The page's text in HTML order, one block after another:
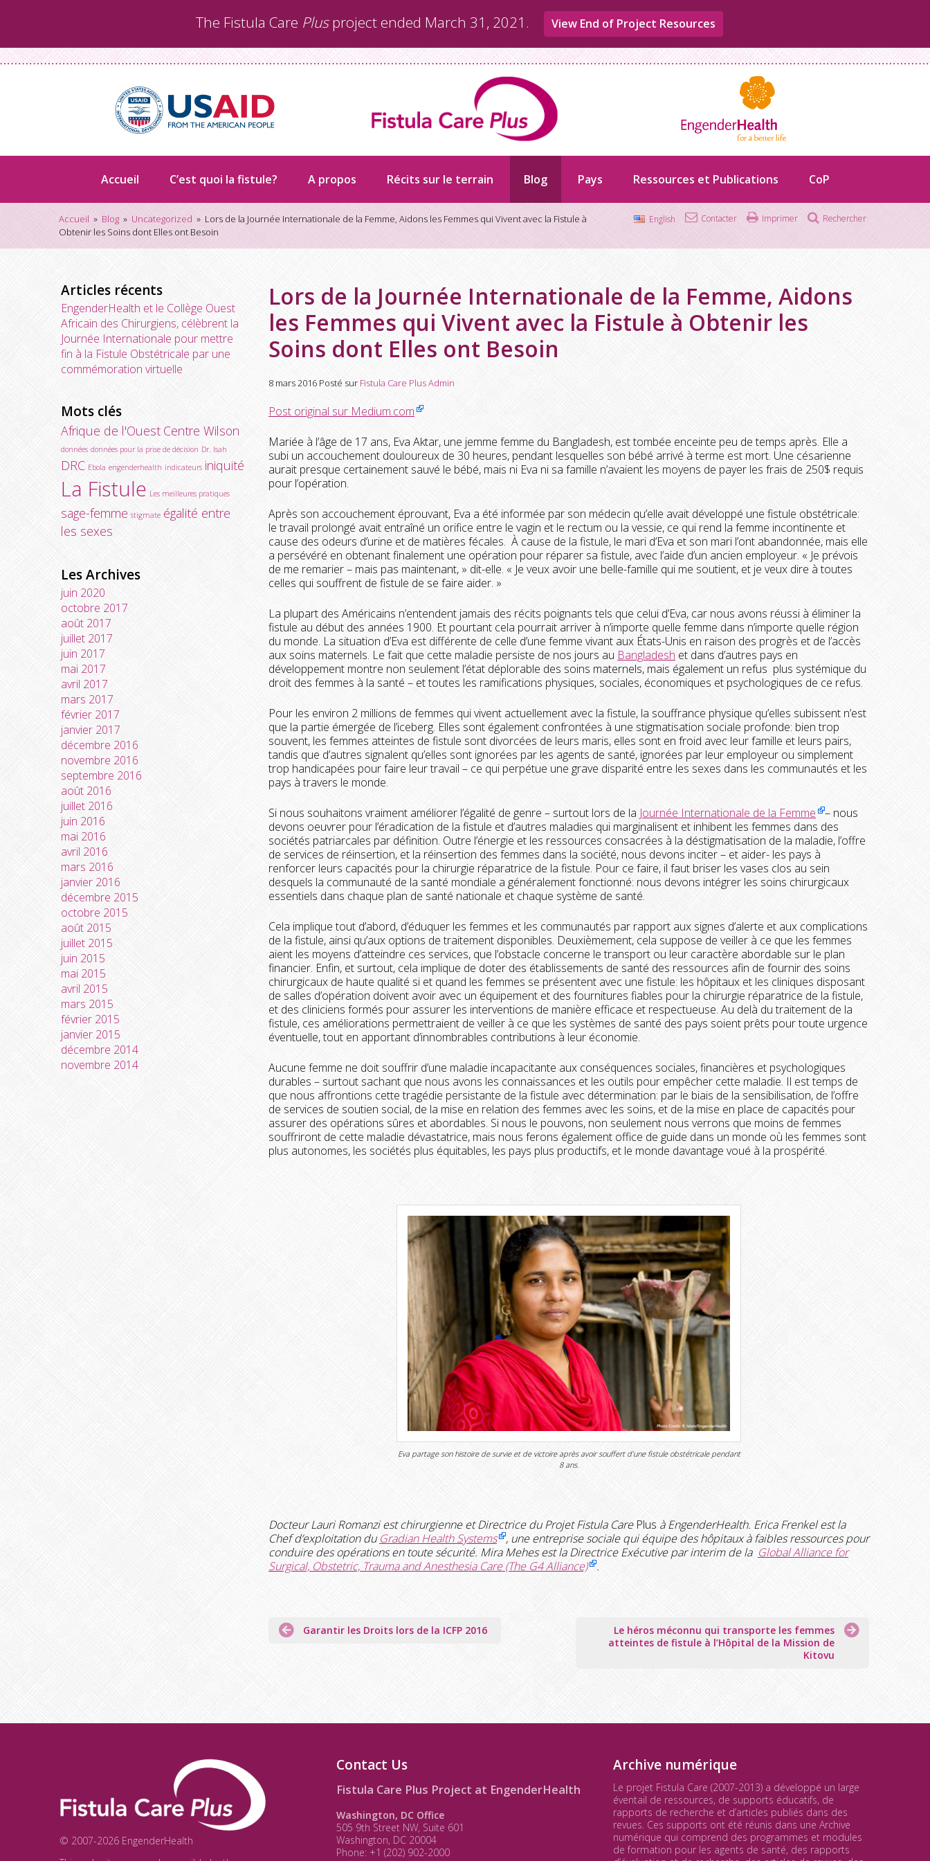
The Fistula Care Plusproject ended March 31, 2021. View End of Project Resources
Accueil C’est quoi la fistule? A propos Récits sur le terrain Blog Pays Ressources et Publications CoP
Accueil » Blog » Uncategorized » Lors de la Journée Internationale de la Femme, Aidons les Femmes qui Vivent avec la Fistule à
Obtenir les Soins dont Elles ont Besoin
English Contacter Imprimer Rechercher
Lors de la Journée Internationale de la Femme, Aidons
les Femmes qui Vivent avec la Fistule à Obtenir les
Soins dont Elles ont Besoin
8 mars 2016 Posté sur Fistula Care Plus Admin
Post original sur Medium.com
Mariée à l’âge de 17 ans, Eva Aktar, une jemme femme du Bangladesh, est tombée enceinte peu de temps après. Elle a
subi un accouchement douloureux de 30 heures, pendant lesquelles son bébé arrivé à terme est mort. Une césarienne
aurait presque certainement sauvé le bébé, mais ni Eva ni sa famille n’avaient les moyens de payer les frais de 250$ requis
pour l’opération.
Après son accouchement éprouvant, Eva a été informée par son médecin qu’elle avait développé une fistule obstétricale:
le travail prolongé avait entraîné un orifice entre le vagin et le rectum ou la vessie, ce qui rend la femme incontinente et
cause des odeurs d’urine et de matières fécales. À cause de la fistule, le mari d’Eva et son mari l’ont abandonnée, mais elle
a persévéré en obtenant finalement une opération pour réparer sa fistule, avec l’aide d’un ancien employeur. « Je prévois
de me remarier – mais pas maintenant, » dit-elle. « Je veux avoir une belle-famille qui me soutient, et je veux dire à toutes
celles qui souffrent de fistule de se faire aider. »
La plupart des Américains n’entendent jamais des récits poignants tels que celui d’Eva, car nous avons réussi à éliminer la
fistule au début des années 1900. Et pourtant cela pourrait arriver à n’importe quelle femme dans n’importe quelle région
du monde. La situation d’Eva est différente de celle d’une femme vivant aux États-Unis en raison des progrès et de l’accès
aux soins maternels. Le fait que cette maladie persiste de nos jours au Bangladesh et dans d’autres pays en
développement montre non seulement l’état déplorable des soins maternels, mais également un refus plus systémique du
droit des femmes à la santé – et toutes les ramifications physiques, sociales, économiques et psychologiques de ce refus.
Pour les environ 2 millions de femmes qui vivent actuellement avec la fistule, la souffrance physique qu’elles subissent n’est
que la partie émergée de l’iceberg. Elles sont également confrontées à une stigmatisation sociale profonde: bien trop
souvent, les femmes atteintes de fistule sont divorcées de leurs maris, elles sont en froid avec leur famille et leurs pairs,
tandis que d’autres signalent qu’elles sont ignorées par les agents de santé, ignorées par leur employeur ou simplement
trop handicapées pour faire leur travail – ce qui perpétue une grave disparité entre les sexes dans les communautés et les
pays à travers le monde.
Si nous souhaitons vraiment améliorer l’égalité de genre – surtout lors de la Journée Internationale de la Femme
– nous
devons oeuvrer pour l’éradication de la fistule et d’autres maladies qui marginalisent et inhibent les femmes dans des
sociétés patriarcales par définition. Outre l’énergie et les ressources consacrées à la déstigmatisation de la maladie, l’offre
de services de réinsertion, et la réinsertion des femmes dans la société, nous devons inciter – et aider- les pays à
renforcer leurs capacités pour la chirurgie réparatrice de la fistule. Pour ce faire, il faut briser les vases clos au sein
desquels la communauté de la santé mondiale a généralement fonctionné: nous devons intégrer les soins chirurgicaux
essentiels dans chaque plan de santé nationale et chaque système de santé.
Cela implique tout d’abord, d’éduquer les femmes et les communautés par rapport aux signes d’alerte et aux complications
de la fistule, ainsi qu’aux options de traitement disponibles. Deuxièmement, cela suppose de veiller à ce que les femmes
aient les moyens d’atteindre ces services, que l’obstacle concerne le transport ou leur caractère abordable sur le plan
financier. Enfin, et surtout, cela implique de doter des établissements de santé des ressources afin de fournir des soins
chirurgicaux de haute qualité si et quand les femmes se présentent avec une fistule: les hôpitaux et les cliniques disposant
de salles d’opération doivent avoir avec un équipement et des fournitures fiables pour la chirurgie réparatrice de la fistule,
et des cliniciens formés pour assurer les interventions de manière efficace et respectueuse. Au delà du traitement de la
fistule, ces améliorations permettraient de veiller à ce que les systèmes de santé des pays soient prêts pour toute urgence
éventuelle, tout en apportant d’innombrables contributions à leur économie.
Aucune femme ne doit souffrir d’une maladie incapacitante aux conséquences sociales, financières et psychologiques
durables – surtout sachant que nous avons les connaissances et les outils pour empêcher cette maladie. Il est temps de
que nous affrontions cette tragédie persistante de la fistule avec détermination: par le biais de la sensibilisation, de l’offre
de services de soutien social, de la mise en relation des femmes avec les soins, et de la mise en place de capacités pour
assurer des opérations sûres et abordables. Si nous le pouvons, non seulement nous verrons que moins de femmes
souffriront de cette maladie dévastatrice, mais nous ferons également office de guide dans un monde où les femmes sont
plus autonomes, les sociétés plus équitables, les pays plus productifs, et le monde davantage voué à la prospérité.
Eva partage son histoire de survie et de victoire après avoir souffert d’une fistule obstétricale pendant
8 ans.
Docteur Lauri Romanzi est chirurgienne et Directrice du Projet Fistula Care Plus à EngenderHealth. Erica Frenkel est la
Chef d’exploitation du Gradian Health Systems
, une entreprise sociale qui équipe des hôpitaux à faibles ressources pour
conduire des opérations en toute sécurité. Mira Mehes est la Directrice Exécutive par interim de la Global Alliance for
Surgical, Obstetric, Trauma and Anesthesia Care (The G4 Alliance)
.
Navigation
de Garantir les Droits lors de la ICFP 2016
Le héros méconnu qui transporte les femmes
atteintes de fistule à l’Hôpital de la Mission de
Kitovu
Articles récents
EngenderHealth et le Collège Ouest
Africain des Chirurgiens, célèbrent la
Journée Internationale pour mettre
fin à la Fistule Obstétricale par une
commémoration virtuelle
Mots clés
Afrique de l'Ouest Centre Wilson
données données pour la prise de décision Dr. Isah
DRC Ebola engenderhealth indicateurs iniquité
La Fistule Les meilleures pratiques
sage-femme stigmate égalité entre
les sexes
Les Archives
juin 2020
octobre 2017
août 2017
juillet 2017
juin 2017
mai 2017
avril 2017
mars 2017
février 2017
janvier 2017
décembre 2016
novembre 2016
septembre 2016
août 2016
juillet 2016
juin 2016
mai 2016
avril 2016
mars 2016
janvier 2016
décembre 2015
octobre 2015
août 2015
juillet 2015
juin 2015
mai 2015
avril 2015
mars 2015
février 2015
janvier 2015
décembre 2014
novembre 2014
© 2007-2026 EngenderHealth
Contact Us
Fistula Care Plus Project at EngenderHealth
Washington, DC Office
505 9th Street NW, Suite 601
Washington, DC 20004
Phone: +1 (202) 902-2000
Archive numérique
Le projet Fistula Care (2007-2013) a développé un large
éventail de ressources, de supports éducatifs, de
rapports de recherche et d’articles publiés dans des
revues. Ces supports ont été réunis dans une Archive
numérique qui comprend des programmes et modules
de formation pour les agents de santé, des rapports